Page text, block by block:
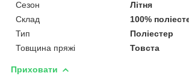
Сезон
Літня
Склад
100%
Тип
Поліестер
Товщина пряжі
Товста
Приховати